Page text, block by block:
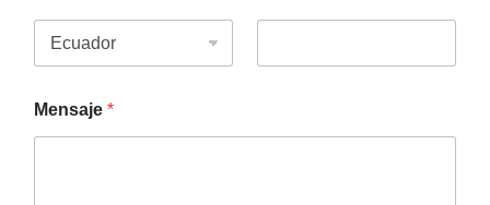
Mensaje *